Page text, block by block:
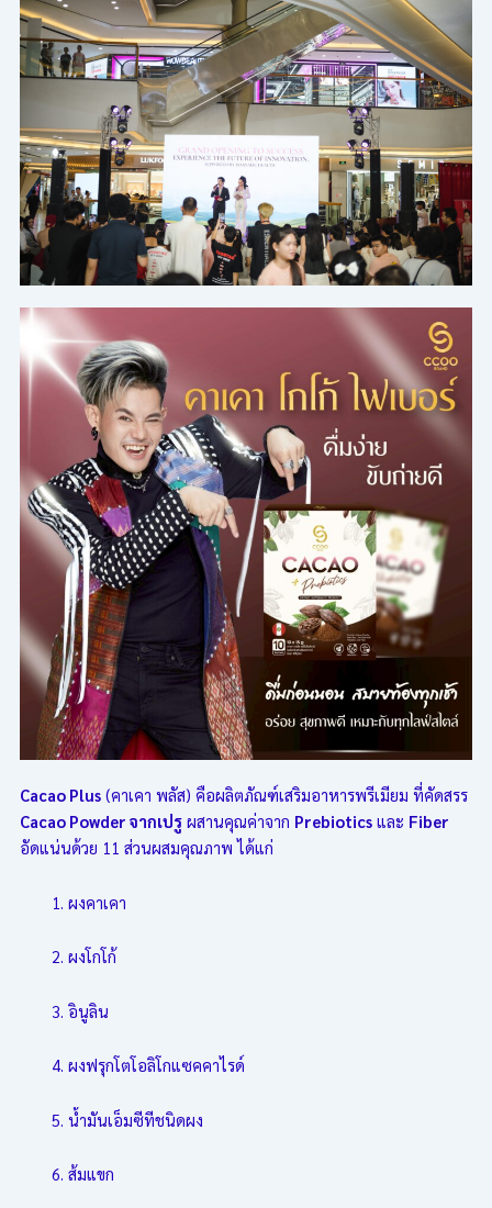
Cacao Plus(คาเคา พลัส) คือผลิตภัณฑ์เสริมอาหารพรีเมียม ที่คัดสรร
Cacao Powder จากเปรูผสานคุณค่าจาก Prebioticsและ Fiber
อัดแน่นด้วย 11 ส่วนผสมคุณภาพ ได้แก่
ผงคาเคา
ผงโกโก้
อินูลิน
ผงฟรุกโตโอลิโกแซคคาไรด์
น้ำมันเอ็มซีทีชนิดผง
ส้มแขก